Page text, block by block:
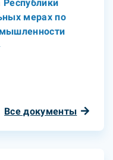
Республики
мерах по
Все документы